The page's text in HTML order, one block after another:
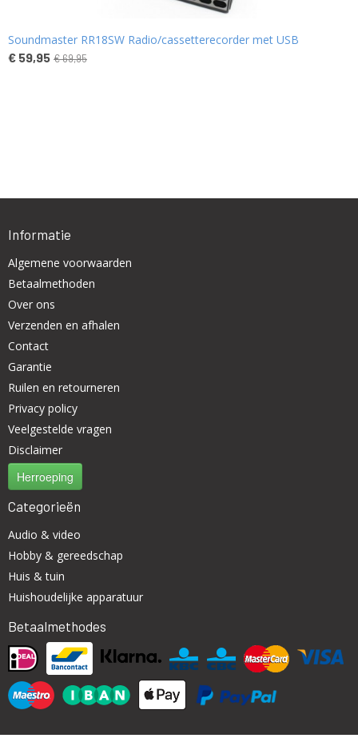
Soundmaster RR18SW Radio/cassetterecorder met USB
€ 59,95 € 69,95
Informatie
Algemene voorwaarden
Betaalmethoden
Over ons
Verzenden en afhalen
Contact
Garantie
Ruilen en retourneren
Privacy policy
Veelgestelde vragen
Disclaimer
Herroeping
Categorieën
Audio & video
Hobby & gereedschap
Huis & tuin
Huishoudelijke apparatuur
Betaalmethodes